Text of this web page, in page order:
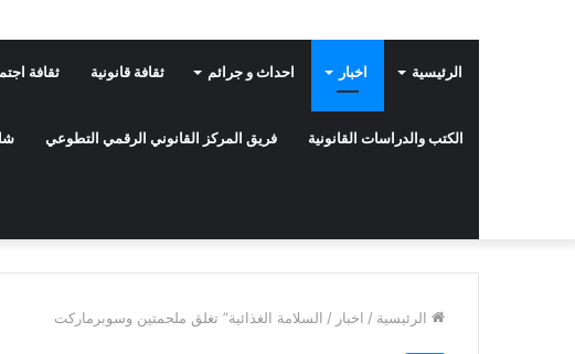
الرئيسية اخبار احداث و جرائم ثقافة قانونية ثقافة
الكتب والدراسات القانونية فريق المركز القانوني الرقمي التطوعي
الرئيسية / اخبار / السلامة الغذائية” تغلق ملحمتين وسوبرماركت